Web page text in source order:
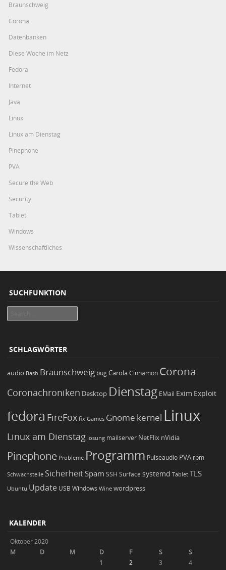
Braunschweig
Corona
Datenbanken
Diese Woche im Netz
Fedora
Internet
Java
Linux
Linux am Dienstag
Pinephone
PVA
Secure the Web
Security
Tablet
Windows
Wissenschaftliches
SUCHFUNKTION
SCHLAGWÖRTER
audio Bash Braunschweig bugCarola Cinnamon Corona
Coronachroniken Desktop Dienstag EMail Exim Exploit
fedora FireFox fix Games Gnome kernel Linux
Linux am Dienstag lösung mailserver NetFlix nVidia
Pinephone Probleme Programm Pulseaudio PVA rpm
Schwachstelle Sicherheit Spam SSH Surface systemd Tablet TLS
Ubuntu Update USB Windows Wine wordpress
KALENDER
Oktober 2020
M
D M D F S
S
1
2 3
4